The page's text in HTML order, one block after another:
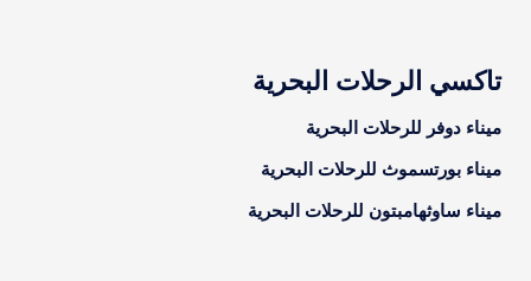
تاكسي الرحلات البحرية
ميناء دوفر للرحلات البحرية
ميناء بورتسموث للرحلات البحرية
ميناء ساوثهامبتون للرحلات البحرية